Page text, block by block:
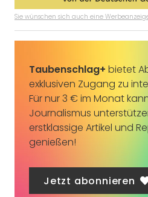
Sie wünschen sich auch eine
Taubenschlag+ bietet
exklusiven Zugang zu
Für nur 3 € im Monat
Journalismus
erstklassige Artikel und
genießen!
Jetzt abonnieren